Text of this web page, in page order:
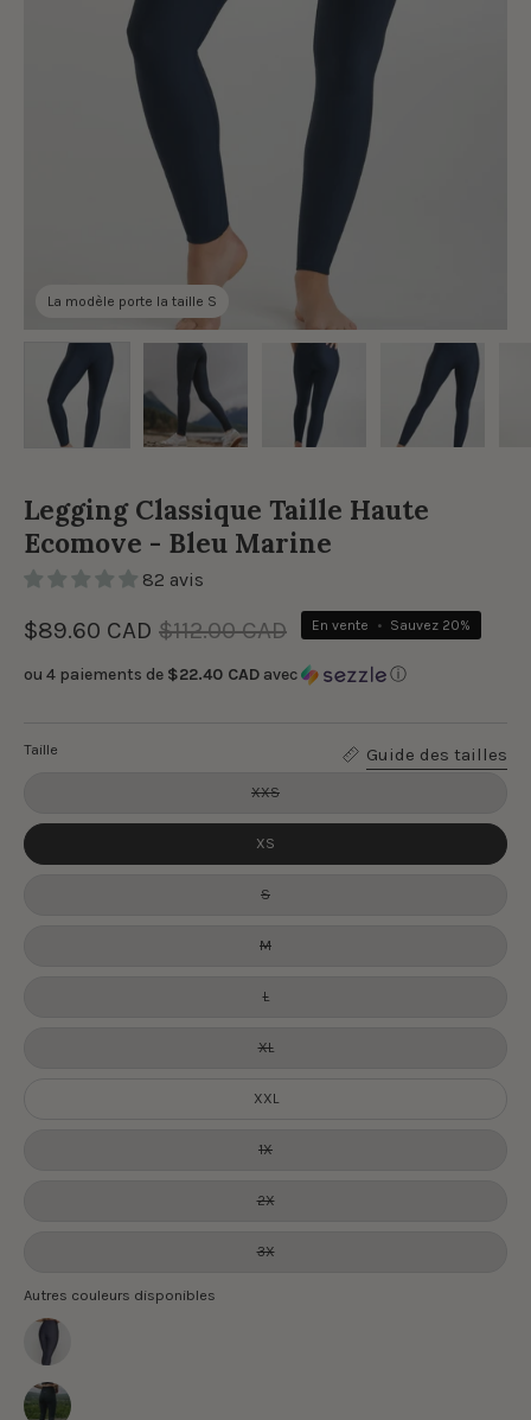
La modèle porte la taille S
Legging Classique Taille Haute
Ecomove - Bleu Marine
82 avis
$89.60 CAD $112.00 CAD En vente • Sauvez 20%
ou 4 paiements de $22.40 CAD avec ⓘ
Guide des tailles
Taille
XXS
XS
S
M
L
XL
XXL
1X
2X
3X
Autres couleurs disponibles